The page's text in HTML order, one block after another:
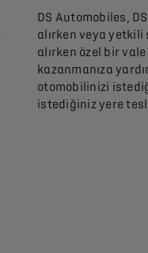
DS Automobiles,
alırken veya
alırken özel bir
kazanmanıza
otomobilinizi
istediğiniz yere